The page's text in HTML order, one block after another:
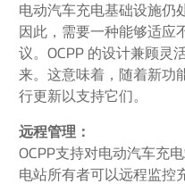
电动汽车充电基础设施仍
因此，需要一种能够适应
议。OCPP 的设计兼顾灵
来。这意味着，随着新功
行更新以支持它们。
远程管理：
OCPP支持对电动汽车充
电站所有者可以远程监控